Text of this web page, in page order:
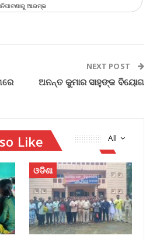
ଆରମ୍ଭ
NEXT POST
ଅନନ୍ତ କୁମାର ସାହୁଙ୍କ ବିୟୋଗ
All
Like
ଓଡିଶା